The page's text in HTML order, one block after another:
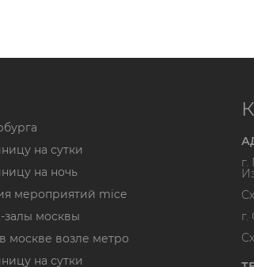
на сутки
на ночь
мероприятий mice
москвы
москве возле метро
на сутки